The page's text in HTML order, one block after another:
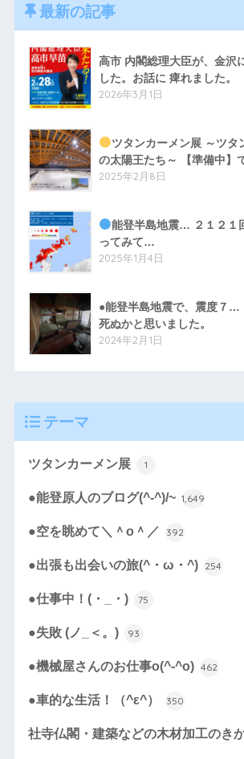
最新の記事
高市 内閣総理大臣が、金沢
した。お話に 痺れました。
2026年3月1日
ツタンカーメン展 ～ツタ
の太陽王たち～ 【準備中】
2025年2月8日
能登半島地震… ２１２１
ってみて…
2025年1月4日
●能登半島地震で、震度７
死ぬかと思いました。
2024年2月1日
テーマ
ツタンカーメン展 1
●能登原人のブログ(^-^)/~ 1,649
●空を眺めて＼＾o＾／ 392
●出張も出会いの旅(^・ω・^) 254
●仕事中！(・_・) 75
●失敗 (ノ_＜。) 93
●機械屋さんのお仕事o(^-^o) 462
●車的な生活！（^ε^） 350
社寺仏閣・建築などの木材加工のき